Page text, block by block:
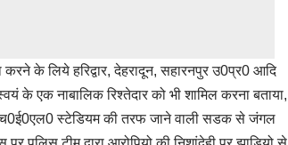
के लिये हरिद्वार, देहरादून, सहारनपुर उ0प्र0 आदि
के एक नाबालिक रिश्तेदार को भी शामिल करना बताया,
स्टेडियम की तरफ जाने वाली सडक से जंगल